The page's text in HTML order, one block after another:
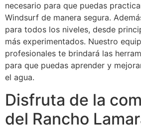
necesario para que puedas
Windsurf de manera segura.
para todos los niveles, desde
más experimentados. Nuestro
profesionales te brindará las
para que puedas aprender y
el agua.
Disfruta de la
del Rancho